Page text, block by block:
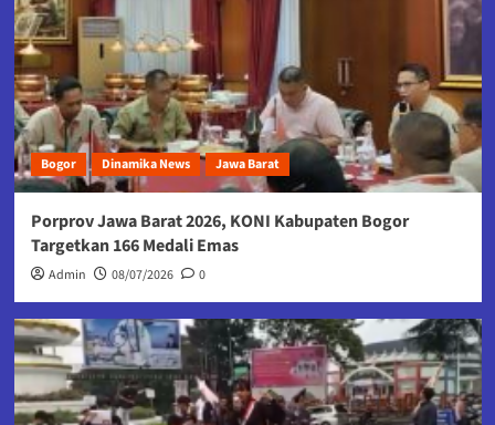
Bogor Dinamika News Jawa Barat
Porprov Jawa Barat 2026, KONI Kabupaten Bogor
Targetkan 166 Medali Emas
Admin 08/07/2026 0